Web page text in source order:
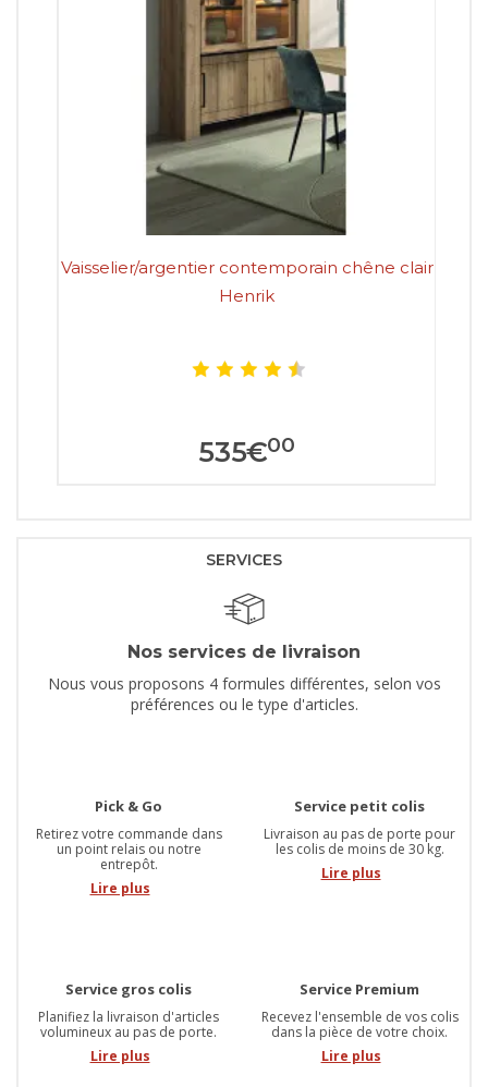
Vaisselier/argentier contemporain chêne clair
Henrik
535€00
SERVICES
Nos services de livraison
Nous vous proposons 4 formules différentes, selon vos
préférences ou le type d'articles.
Pick & Go
Retirez votre commande dans
un point relais ou notre
entrepôt.
Lire plus
Service petit colis
Livraison au pas de porte pour
les colis de moins de 30 kg.
Lire plus
Service gros colis
Planifiez la livraison d'articles
volumineux au pas de porte.
Lire plus
Service Premium
Recevez l'ensemble de vos colis
dans la pièce de votre choix.
Lire plus